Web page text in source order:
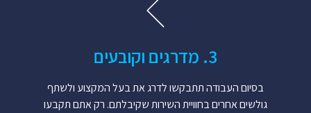
3. מדרגים וקובעים
בסיום העבודה תתבקשו לדרג את בעל המקצוע ולשתף
גולשים אחרים בחוויית השירות שקיבלתם. רק אתם תקבעו